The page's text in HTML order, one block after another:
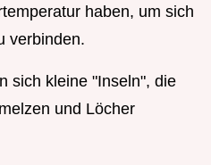
haben, um sich
verbinden.
sich kleine "Inseln", die
und Löcher